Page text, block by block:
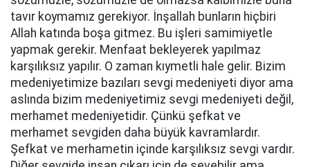
tavır koymamız gerekiyor. İnşallah bunların hiçbiri
Allah katında boşa gitmez. Bu işleri samimiyetle
yapmak gerekir. Menfaat bekleyerek yapılmaz
karşılıksız yapılır. O zaman kıymetli hale gelir. Bizim
medeniyetimize bazıları sevgi medeniyeti diyor ama
aslında bizim medeniyetimiz sevgi medeniyeti değil,
merhamet medeniyetidir. Çünkü şefkat ve
merhamet sevgiden daha büyük kavramlardır.
Şefkat ve merhametin içinde karşılıksız sevgi vardır.